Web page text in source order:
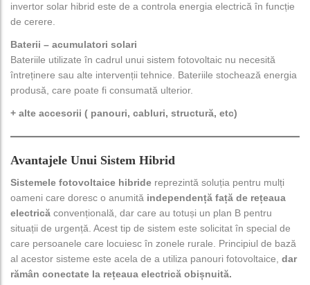
invertor solar hibrid este de a controla energia electrică în funcție
de cerere.
Baterii – acumulatori solari
Bateriile utilizate în cadrul unui sistem fotovoltaic nu necesită
întreținere sau alte intervenții tehnice. Bateriile stochează energia
produsă, care poate fi consumată ulterior.
+ alte accesorii ( panouri, cabluri, structură, etc)
Avantajele Unui Sistem Hibrid
Sistemele fotovoltaice hibride reprezintă soluția pentru mulți
oameni care doresc o anumită independență față de rețeaua
electrică convențională, dar care au totuși un plan B pentru
situații de urgență. Acest tip de sistem este solicitat în special de
care persoanele care locuiesc în zonele rurale. Principiul de bază
al acestor sisteme este acela de a utiliza panouri fotovoltaice, dar
rămân conectate la rețeaua electrică obișnuită.